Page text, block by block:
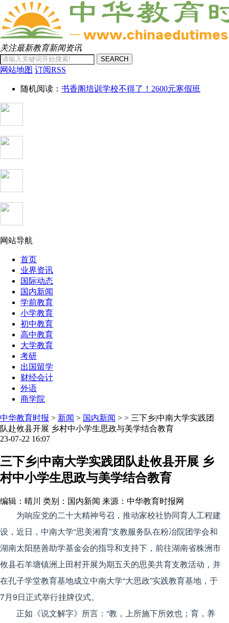
关注最新教育新闻资讯
SEARCH
网站地图 订阅RSS
随机阅读： 书香阁培训学校不得了！2600元寒假班
网站导航
首页
业界资讯
国际动态
国内新闻
学前教育
小学教育
初中教育
高中教育
大学教育
考研
出国留学
财经会计
外语
商学院
中华教育时报 > 新闻 > 国内新闻 > > 三下乡|中南大学实践团
队赴攸县开展 乡村中小学生思政与美学结合教育
23-07-22 16:07
三下乡|中南大学实践团队赴攸县开展 乡
村中小学生思政与美学结合教育
编辑：晴川 类别：国内新闻 来源：中华教育时报网
为响应党的二十大精神号召，推动家校社协同育人工程建
设，近日，中南大学“思美湘育”支教服务队在粉冶院团学会和
湖南太阳慈善助学基金会的指导和支持下，前往湖南省株洲市
攸县石羊塘镇洲上田村开展为期五天的思美共育支教活动，并
在孔子学堂教育基地成立中南大学“大思政”实践教育基地，于
7月9日正式举行挂牌仪式。
正如《说文解字》所言：“教，上所施下所效也；育，养